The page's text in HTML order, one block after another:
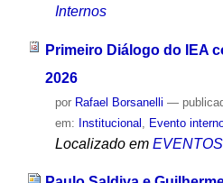
Internos
Primeiro Diálogo do IEA
2026
por Rafael Borsanelli —
em: Institucional Evento
Localizado em EVENTOS